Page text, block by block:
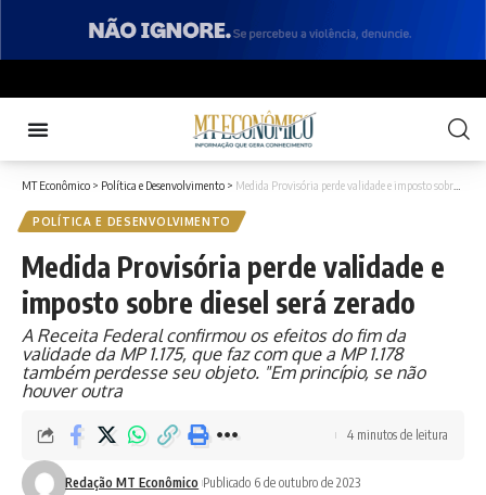
MT Econômico > Política e Desenvolvimento > Medida Provisória perde validade e imposto sobre diesel será zerado
POLÍTICA E DESENVOLVIMENTO
Medida Provisória perde validade e
imposto sobre diesel será zerado
A Receita Federal confirmou os efeitos do fim da
validade da MP 1.175, que faz com que a MP 1.178
também perdesse seu objeto. "Em princípio, se não
houver outra
Redação MT Econômico Publicado 6 de outubro de 2023
4 minutos de leitura